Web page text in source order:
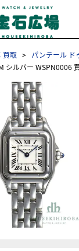
買取
パンテール ド
シルバー WSPN0006